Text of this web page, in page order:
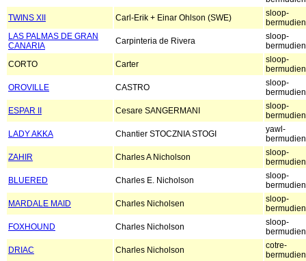
TWINS XII
Carl-Erik + Einar Ohlson (SWE)
sloop-
bermudien
LAS PALMAS DE GRAN
CANARIA
Carpinteria de Rivera
sloop-
bermudien
CORTO
Carter
sloop-
bermudien
OROVILLE
CASTRO
sloop-
bermudien
ESPAR II
Cesare SANGERMANI
sloop-
bermudien
LADY AKKA
Chantier STOCZNIA STOGI
yawl-
bermudien
ZAHIR
Charles A Nicholson
sloop-
bermudien
BLUERED
Charles E. Nicholson
sloop-
bermudien
MARDALE MAID
Charles Nicholsen
sloop-
bermudien
FOXHOUND
Charles Nicholson
sloop-
bermudien
DRIAC
Charles Nicholson
cotre-
bermudien